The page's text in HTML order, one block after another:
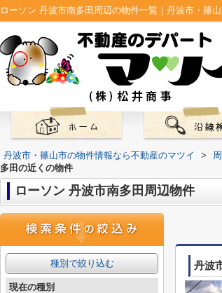
ローソン 丹波市南多田周辺の物件一覧｜丹波市・篠
丹波市・篠山市の物件情報なら不動産のマツイ >
多田の近くの物件
ローソン 丹波市南多田周辺物件
丹波
種別で絞り込む
現在の種別